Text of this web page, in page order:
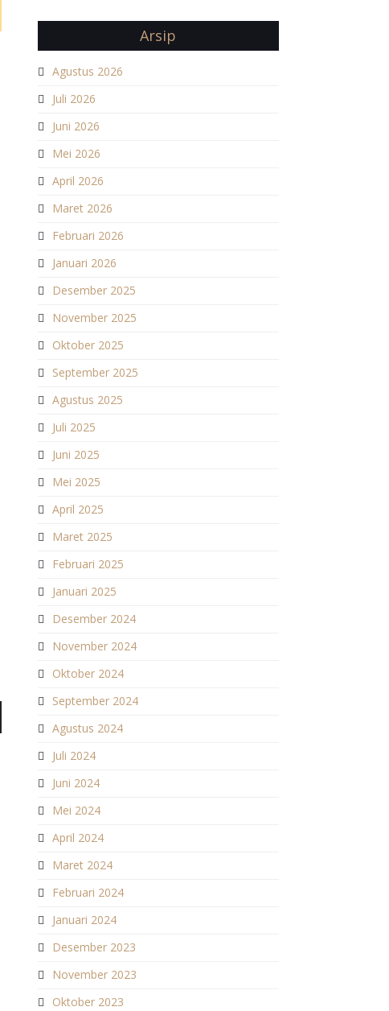
Arsip
Agustus 2026
Juli 2026
Juni 2026
Mei 2026
April 2026
Maret 2026
Februari 2026
Januari 2026
Desember 2025
November 2025
Oktober 2025
September 2025
Agustus 2025
Juli 2025
Juni 2025
Mei 2025
April 2025
Maret 2025
Februari 2025
Januari 2025
Desember 2024
November 2024
Oktober 2024
September 2024
Agustus 2024
Juli 2024
Juni 2024
Mei 2024
April 2024
Maret 2024
Februari 2024
Januari 2024
Desember 2023
November 2023
Oktober 2023